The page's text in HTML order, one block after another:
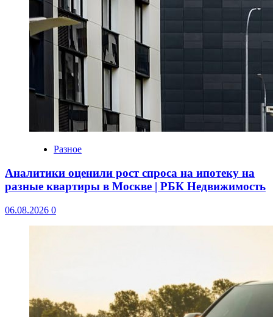
Разное
Аналитики оценили рост спроса на ипотеку на
разные квартиры в Москве | РБК Недвижимость
06.08.2026 0